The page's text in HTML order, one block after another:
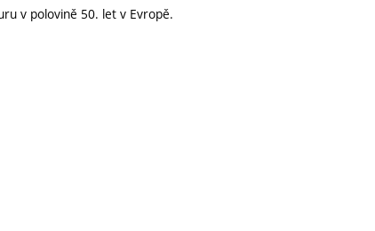
v polovině 50. let v Evropě.